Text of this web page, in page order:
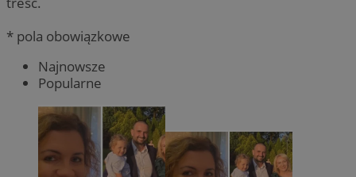
* pola obowiązkowe
Najnowsze
Popularne